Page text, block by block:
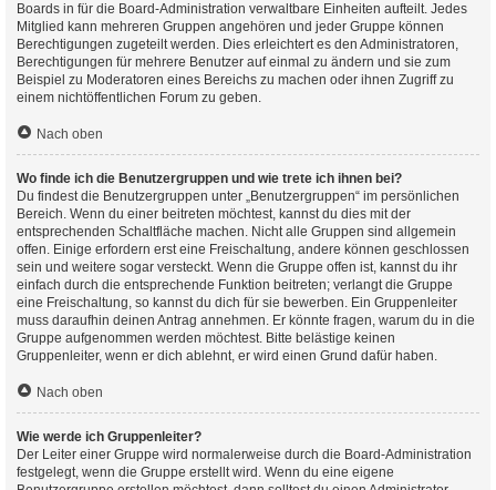
Boards in für die Board-Administration verwaltbare Einheiten aufteilt. Jedes
Mitglied kann mehreren Gruppen angehören und jeder Gruppe können
Berechtigungen zugeteilt werden. Dies erleichtert es den Administratoren,
Berechtigungen für mehrere Benutzer auf einmal zu ändern und sie zum
Beispiel zu Moderatoren eines Bereichs zu machen oder ihnen Zugriff zu
einem nichtöffentlichen Forum zu geben.
Nach oben
Wo finde ich die Benutzergruppen und wie trete ich ihnen bei?
Du findest die Benutzergruppen unter „Benutzergruppen“ im persönlichen
Bereich. Wenn du einer beitreten möchtest, kannst du dies mit der
entsprechenden Schaltfläche machen. Nicht alle Gruppen sind allgemein
offen. Einige erfordern erst eine Freischaltung, andere können geschlossen
sein und weitere sogar versteckt. Wenn die Gruppe offen ist, kannst du ihr
einfach durch die entsprechende Funktion beitreten; verlangt die Gruppe
eine Freischaltung, so kannst du dich für sie bewerben. Ein Gruppenleiter
muss daraufhin deinen Antrag annehmen. Er könnte fragen, warum du in die
Gruppe aufgenommen werden möchtest. Bitte belästige keinen
Gruppenleiter, wenn er dich ablehnt, er wird einen Grund dafür haben.
Nach oben
Wie werde ich Gruppenleiter?
Der Leiter einer Gruppe wird normalerweise durch die Board-Administration
festgelegt, wenn die Gruppe erstellt wird. Wenn du eine eigene